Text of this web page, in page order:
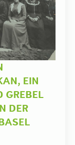
EIN
GREBEL
DER